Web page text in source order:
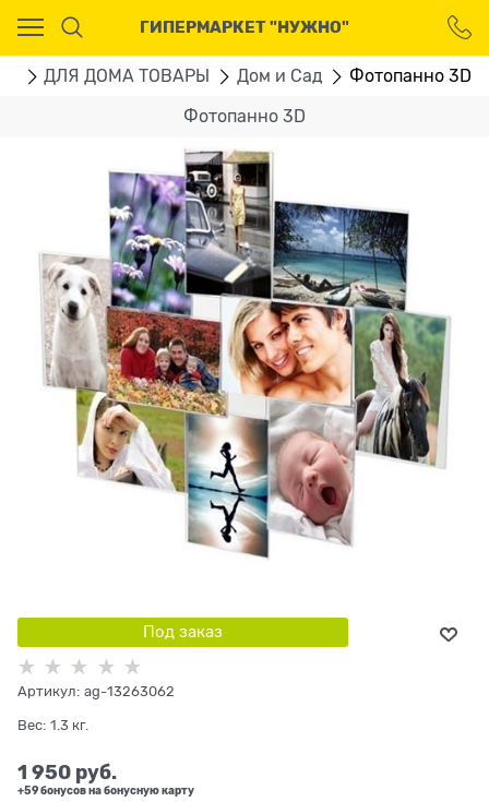
ГИПЕРМАРКЕТ "НУЖНО"
ДЛЯ ДОМА ТОВАРЫ Дом и Сад Фотопанно 3D
Фотопанно 3D
Под заказ
Артикул: ag-13263062
Вес: 1.3 кг.
1 950 руб.
+59 бонусов на бонусную карту
Ваш город - Москва,
угадали?
ДА НЕТ